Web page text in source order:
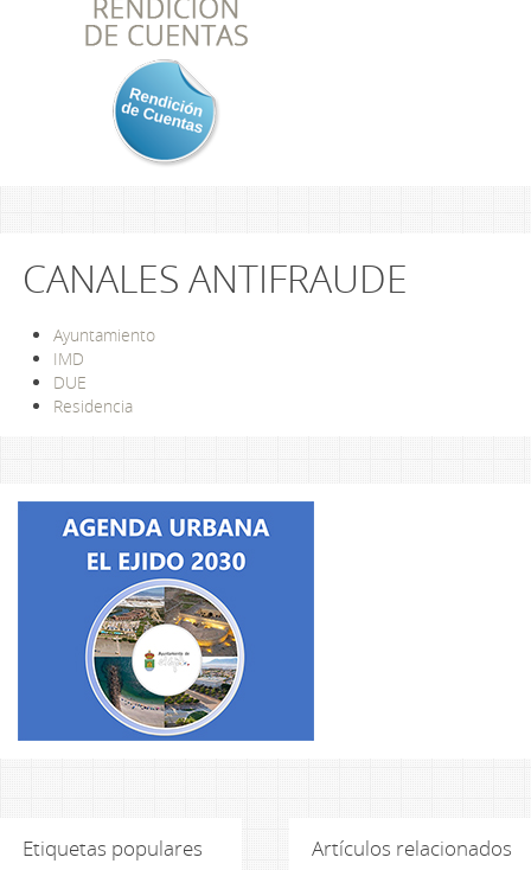
CANALES ANTIFRAUDE
Ayuntamiento
IMD
DUE
Residencia
Etiquetas populares Artículos relacionados